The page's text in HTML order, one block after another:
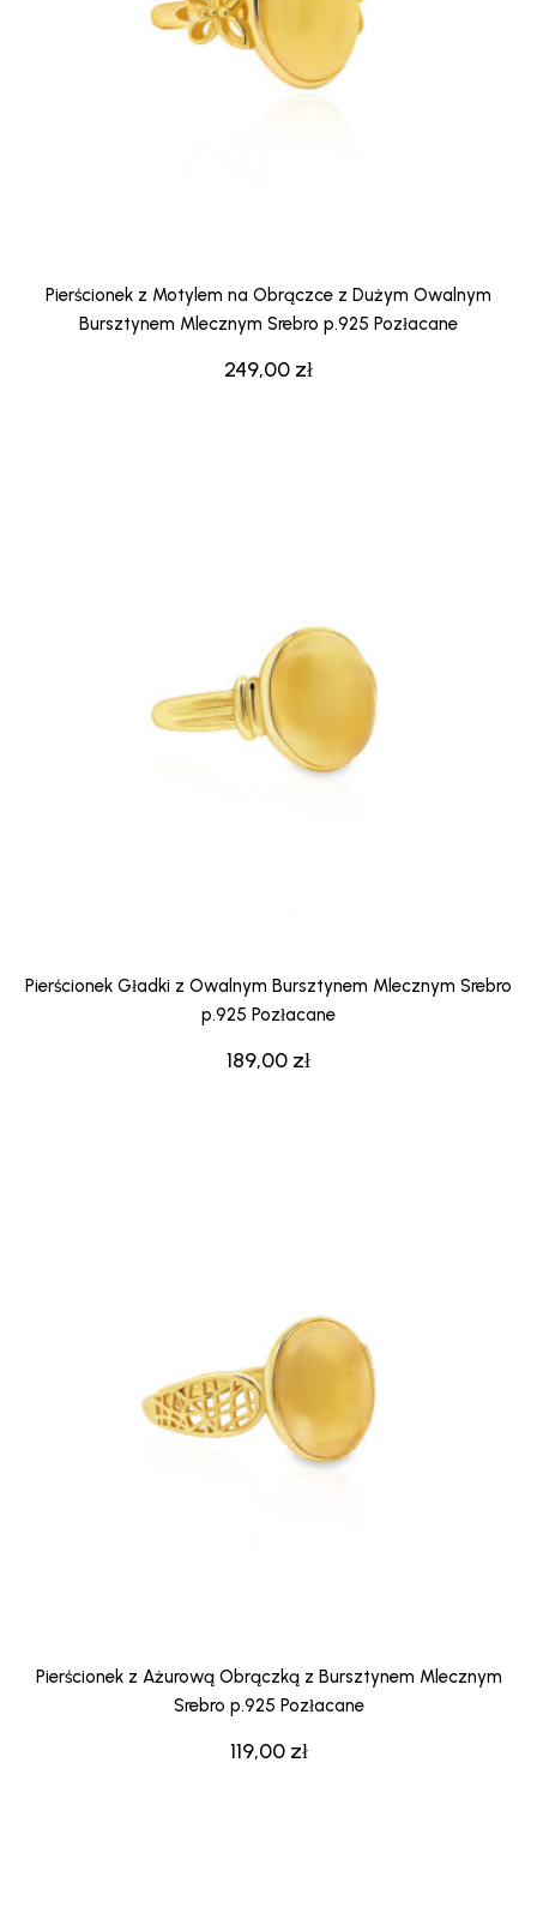
249,00 zł
Pierścionek z Motylem na Obrączce z Dużym Owalnym
Bursztynem Mlecznym Srebro p.925 Pozłacane
189,00 zł
Pierścionek Gładki z Owalnym Bursztynem Mlecznym Srebro
p.925 Pozłacane
119,00 zł
Pierścionek z Ażurową Obrączką z Bursztynem Mlecznym
Srebro p.925 Pozłacane